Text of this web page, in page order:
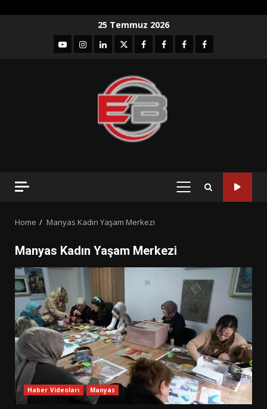
25 Temmuz 2026
YouTubeInstagram
LinkedIntwitterfacebook-Facebook-
Facebook-Facebook-
PRIMARY
Home Manyas Kadın Yaşam Merkezi
Manyas Kadın Yaşam Merkezi
Haber Videoları Manyas